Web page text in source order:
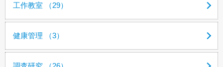
工作教室 （29）
健康管理 （3）